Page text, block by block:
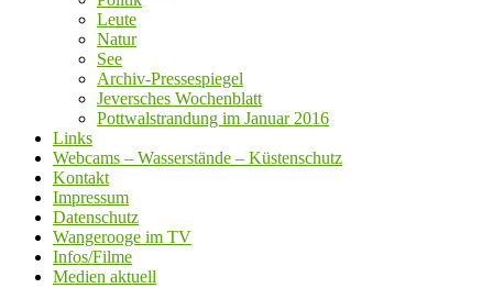
Leute
Natur
See
Archiv-Pressespiegel
Jeversches Wochenblatt
Pottwalstrandung im Januar 2016
Links
Webcams – Wasserstände – Küstenschutz
Kontakt
Impressum
Datenschutz
Wangerooge im TV
Infos/Filme
Medien aktuell